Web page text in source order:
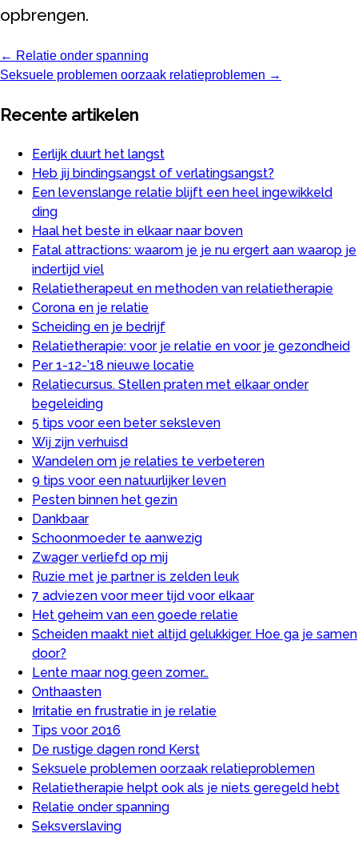
opbrengen.
Posts
← Relatie onder spanning
Seksuele problemen oorzaak relatieproblemen →
Recente artikelen
Eerlijk duurt het langst
Heb jij bindingsangst of verlatingsangst?
Een levenslange relatie blijft een heel ingewikkeld
ding
Haal het beste in elkaar naar boven
Fatal attractions: waarom je je nu ergert aan waarop je
indertijd viel
Relatietherapeut en methoden van relatietherapie
Corona en je relatie
Scheiding en je bedrijf
Relatietherapie: voor je relatie en voor je gezondheid
Per 1-12-’18 nieuwe locatie
Relatiecursus. Stellen praten met elkaar onder
begeleiding
5 tips voor een beter seksleven
Wij zijn verhuisd
Wandelen om je relaties te verbeteren
9 tips voor een natuurlijker leven
Pesten binnen het gezin
Dankbaar
Schoonmoeder te aanwezig
Zwager verliefd op mij
Ruzie met je partner is zelden leuk
7 adviezen voor meer tijd voor elkaar
Het geheim van een goede relatie
Scheiden maakt niet altijd gelukkiger. Hoe ga je samen
door?
Lente maar nog geen zomer…
Onthaasten
Irritatie en frustratie in je relatie
Tips voor 2016
De rustige dagen rond Kerst
Seksuele problemen oorzaak relatieproblemen
Relatietherapie helpt ook als je niets geregeld hebt
Relatie onder spanning
Seksverslaving